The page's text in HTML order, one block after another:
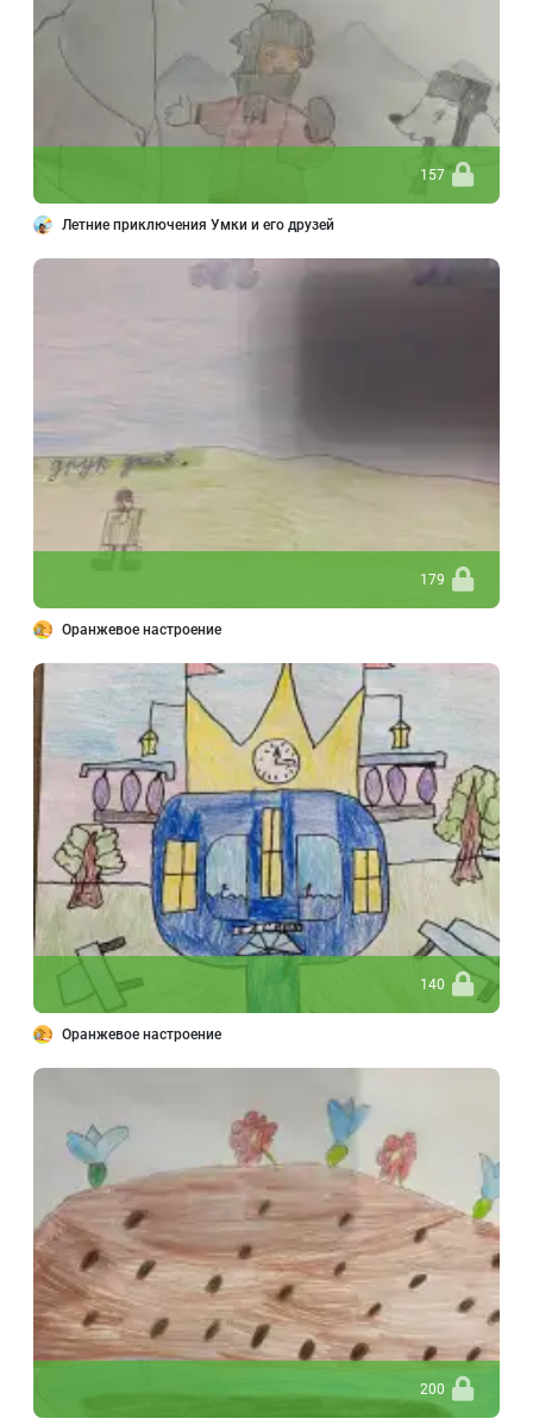
157
Летние приключения Умки и его друзей
179
Оранжевое настроение
140
Оранжевое настроение
200